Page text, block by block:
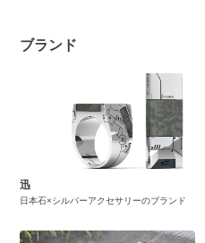
ブランド
迅
日本石×シルバーアクセサリーのブランド